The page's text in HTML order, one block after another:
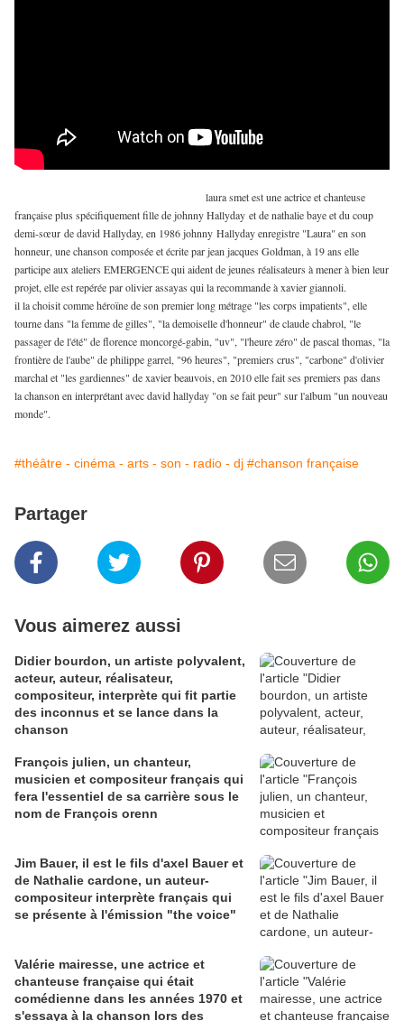
laura smet est une actrice et chanteuse
française plus spécifiquement fille de johnny Hallyday et de nathalie baye et du coup
demi-sœur de david Hallyday, en 1986 johnny Hallyday enregistre "Laura" en son
honneur, une chanson composée et écrite par jean jacques Goldman, à 19 ans elle
participe aux ateliers EMERGENCE qui aident de jeunes réalisateurs à mener à bien leur
projet, elle est repérée par olivier assayas qui la recommande à xavier giannoli.
il la choisit comme héroïne de son premier long métrage "les corps impatients", elle
tourne dans "la femme de gilles", "la demoiselle d'honneur" de claude chabrol, "le
passager de l'été" de florence moncorgé-gabin, "uv", "l'heure zéro" de pascal thomas, "la
frontière de l'aube" de philippe garrel, "96 heures", "premiers crus", "carbone" d'olivier
marchal et "les gardiennes" de xavier beauvois, en 2010 elle fait ses premiers pas dans
la chanson en interprétant avec david hallyday "on se fait peur" sur l'album "un nouveau
monde".
#théâtre - cinéma - arts - son - radio - dj #chanson française
Partager
Vous aimerez aussi
Didier bourdon, un artiste polyvalent,
acteur, auteur, réalisateur,
compositeur, interprète qui fit partie
des inconnus et se lance dans la
chanson
François julien, un chanteur,
musicien et compositeur français qui
fera l'essentiel de sa carrière sous le
nom de François orenn
Jim Bauer, il est le fils d'axel Bauer et
de Nathalie cardone, un auteur-
compositeur interprète français qui
se présente à l'émission "the voice"
Valérie mairesse, une actrice et
chanteuse française qui était
comédienne dans les années 1970 et
s'essaya à la chanson lors des